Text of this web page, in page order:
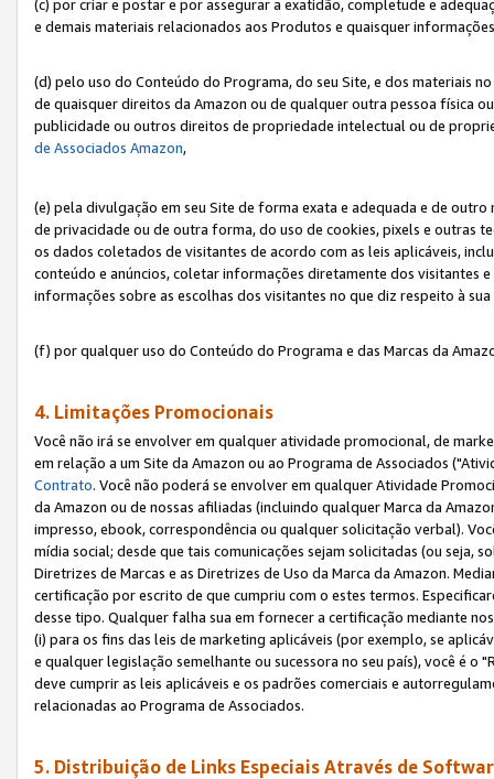
(c) por criar e postar e por assegurar a exatidão, completude e
e demais materiais relacionados aos Produtos e quaisquer
(d) pelo uso do Conteúdo do Programa, do seu Site, e dos materiais
de quaisquer direitos da Amazon ou de qualquer outra pessoa física
publicidade ou outros direitos de propriedade intelectual ou de
de Associados Amazon,
(e) pela divulgação em seu Site de forma exata e adequada e de
de privacidade ou de outra forma, do uso de cookies, pixels e outras
os dados coletados de visitantes de acordo com as leis aplicáveis,
conteúdo e anúncios, coletar informações diretamente dos visitantes
informações sobre as escolhas dos visitantes no que diz respeito à
(f) por qualquer uso do Conteúdo do Programa e das Marcas da
4. Limitações Promocionais
Você não irá se envolver em qualquer atividade promocional, de
em relação a um Site da Amazon ou ao Programa de Associados
Contrato. Você não poderá se envolver em qualquer Atividade
da Amazon ou de nossas afiliadas (incluindo qualquer Marca da
impresso, ebook, correspondência ou qualquer solicitação verbal).
mídia social; desde que tais comunicações sejam solicitadas (ou seja,
Diretrizes de Marcas e as Diretrizes de Uso da Marca da Amazon.
certificação por escrito de que cumpriu com o estes termos.
desse tipo. Qualquer falha sua em fornecer a certificação mediante
(i) para os fins das leis de marketing aplicáveis (por exemplo, se
e qualquer legislação semelhante ou sucessora no seu país), você é o
deve cumprir as leis aplicáveis e os padrões comerciais e
relacionadas ao Programa de Associados.
5. Distribuição de Links Especiais Através de